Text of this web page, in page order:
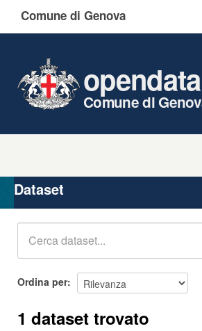
Comune di Genova
opendata
Comune di
Organizzazioni
Gruppi
Dataset
Ordina per
1 dataset trovato